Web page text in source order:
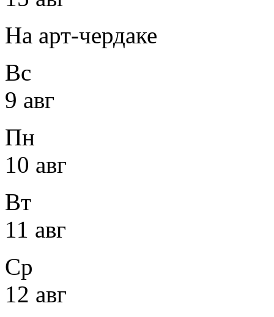
На арт-чердаке
Вс
9 авг
Пн
10 авг
Вт
11 авг
Ср
12 авг